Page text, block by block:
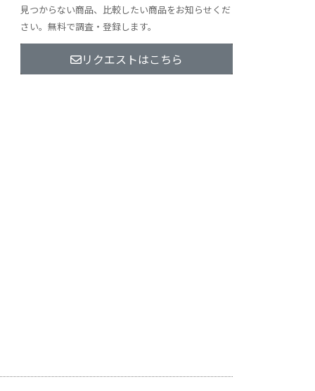
見つからない商品、比較したい商品をお知らせくだ
さい。無料で調査・登録します。
リクエストはこちら